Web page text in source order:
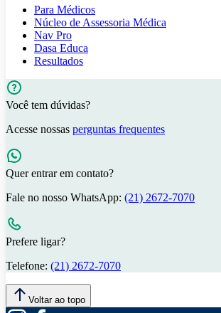
Para Médicos
Núcleo de Assessoria Médica
Nav Pro
Dasa Educa
Resultados
Você tem dúvidas?
Acesse nossas perguntas frequentes
Quer entrar em contato?
Fale no nosso WhatsApp: (21) 2672-7070
Prefere ligar?
Telefone: (21) 2672-7070
Voltar ao topo